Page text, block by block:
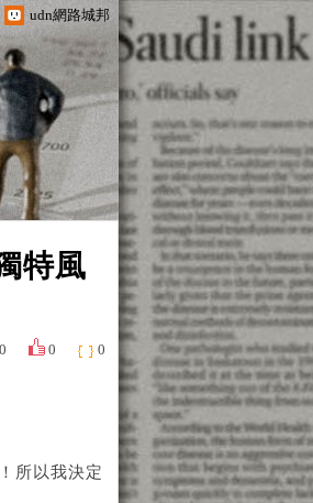
udn網路城邦
特風
0 0 0
所以我決定